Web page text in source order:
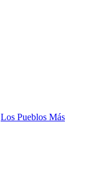
Los Pueblos Más